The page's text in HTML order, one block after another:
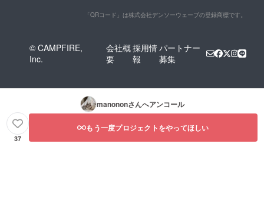
「QRコード」は株式会社デンソーウェーブの登録商標です。
© CAMPFIRE,
Inc.
会社概
要
採用情
報
パートナー
募集
manononさんへアンコール
37
もう一度プロジェクトをやってほしい